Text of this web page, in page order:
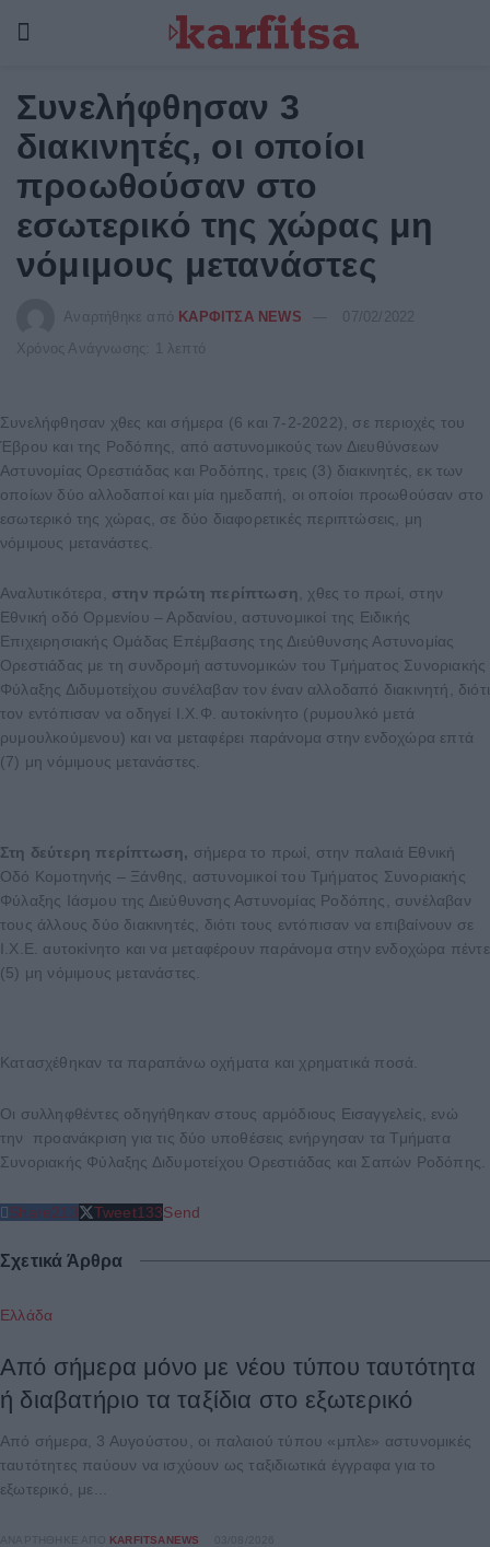
Συνελήφθησαν 3
διακινητές, οι οποίοι
προωθούσαν στο
εσωτερικό της χώρας μη
νόμιμους μετανάστες
Αναρτήθηκε από ΚΑΡΦΙΤΣΑ NEWS
07/02/2022
Χρόνος Ανάγνωσης: 1 λεπτό
Συνελήφθησαν χθες και σήμερα (6 και 7-2-2022), σε περιοχές του
Έβρου και της Ροδόπης, από αστυνομικούς των Διευθύνσεων
Αστυνομίας Ορεστιάδας και Ροδόπης, τρεις (3) διακινητές, εκ των
οποίων δύο αλλοδαποί και μία ημεδαπή, οι οποίοι προωθούσαν στο
εσωτερικό της χώρας, σε δύο διαφορετικές περιπτώσεις, μη
νόμιμους μετανάστες.
Αναλυτικότερα, στην πρώτη περίπτωση
, χθες το πρωί, στην
Εθνική οδό Ορμενίου – Αρδανίου, αστυνομικοί της Ειδικής
Επιχειρησιακής Ομάδας Επέμβασης της Διεύθυνσης Αστυνομίας
Ορεστιάδας με τη συνδρομή αστυνομικών του Τμήματος Συνοριακής
Φύλαξης Διδυμοτείχου συνέλαβαν τον έναν αλλοδαπό διακινητή, διότι
τον εντόπισαν να οδηγεί Ι.Χ.Φ. αυτοκίνητο (ρυμουλκό μετά
ρυμουλκούμενου) και να μεταφέρει παράνομα στην ενδοχώρα επτά
(7) μη νόμιμους μετανάστες.
Στη δεύτερη περίπτωση, σήμερα το πρωί, στην παλαιά Εθνική
Οδό Κομοτηνής – Ξάνθης, αστυνομικοί του Τμήματος Συνοριακής
Φύλαξης Ιάσμου της Διεύθυνσης Αστυνομίας Ροδόπης, συνέλαβαν
τους άλλους δύο διακινητές, διότι τους εντόπισαν να επιβαίνουν σε
Ι.Χ.Ε. αυτοκίνητο και να μεταφέρουν παράνομα στην ενδοχώρα πέντε
(5) μη νόμιμους μετανάστες.
Κατασχέθηκαν τα παραπάνω οχήματα και χρηματικά ποσά.
Οι συλληφθέντες οδηγήθηκαν στους αρμόδιους Εισαγγελείς, ενώ
την προανάκριση για τις δύο υποθέσεις ενήργησαν τα Τμήματα
Συνοριακής Φύλαξης Διδυμοτείχου Ορεστιάδας και Σαπών Ροδόπης.
Share213 Tweet133Send
Σχετικά Άρθρα
Ελλάδα
Από σήμερα μόνο με νέου τύπου ταυτότητα
ή διαβατήριο τα ταξίδια στο εξωτερικό
Από σήμερα, 3 Αυγούστου, οι παλαιού τύπου «μπλε» αστυνομικές
ταυτότητες παύουν να ισχύουν ως ταξιδιωτικά έγγραφα για το
εξωτερικό, με...
ΑΝΑΡΤΉΘΗΚΕ ΑΠΌ KARFITSANEWS